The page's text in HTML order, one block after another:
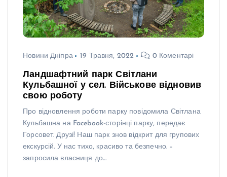
Новини Дніпра 19 Травня, 2022 0 Коментарі
Ландшафтний парк Світлани
Кульбашної у сел. Військове відновив
свою роботу
Про відновлення роботи парку повідомила Світлана
Кульбашна на Facebook-сторінці парку, передає
Горсовет. Друзі! Наш парк знов відкрит для групових
екскурсій. У нас тихо, красиво та безпечно. –
запросила власниця до…